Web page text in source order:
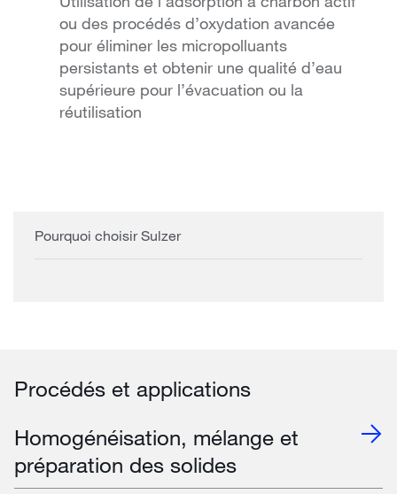
ou des procédés d’oxydation avancée
pour éliminer les micropolluants
persistants et obtenir une qualité d’eau
supérieure pour l’évacuation ou la
réutilisation
Pourquoi choisir Sulzer
Procédés et applications
Homogénéisation, mélange et
préparation des solides